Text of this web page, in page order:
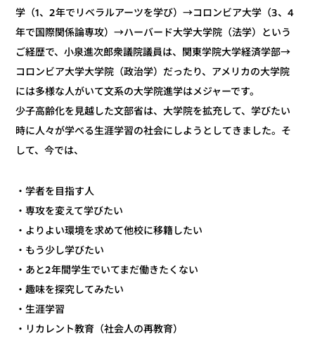
学（1、2年でリベラルアーツを学び）→コロンビア大学（3、4
年で国際関係論専攻）→ハーバード大学大学院（法学）という
ご経歴で、小泉進次郎衆議院議員は、関東学院大学経済学部→
コロンビア大学大学院（政治学）だったり、アメリカの大学院
には多様な人がいて文系の大学院進学はメジャーです。
少子高齢化を見越した文部省は、大学院を拡充して、学びたい
時に人々が学べる生涯学習の社会にしようとしてきました。そ
して、今では、
・学者を目指す人
・専攻を変えて学びたい
・よりよい環境を求めて他校に移籍したい
・もう少し学びたい
・あと2年間学生でいてまだ働きたくない
・趣味を探究してみたい
・生涯学習
・リカレント教育（社会人の再教育）